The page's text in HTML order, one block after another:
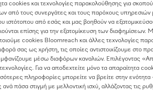
cookies και τεχνολογίες παρακολούθησης για
από τους συνεργάτες και τους παρόχους υπηρεσιών
ιστότοπου από εσάς και μας βοηθούν να
επίσης για την εξατομίκευση των διαφημίσεων.
cookies Bloomreach και άλλες τεχνολογίες
σας ως χρήστη, τις οποίες αντιστοιχίζουμε στο
μέσω διαφόρων καναλιών. Επιλέγοντας
Για να αποδεχτείτε μόνο τα απαραίτητα
πληροφορίες μπορείτε να βρείτε στην
πάσα στιγμή με μελλοντική ισχύ, αλλάζοντας τις